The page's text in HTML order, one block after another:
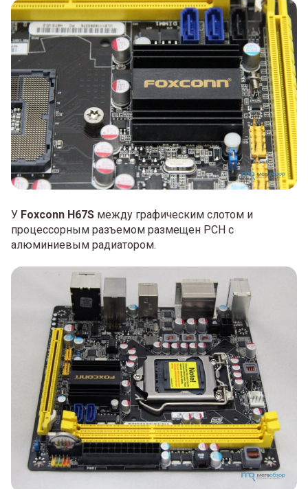
У Foxconn H67S между графическим слотом и
процессорным разъемом размещен PCH с
алюминиевым радиатором.